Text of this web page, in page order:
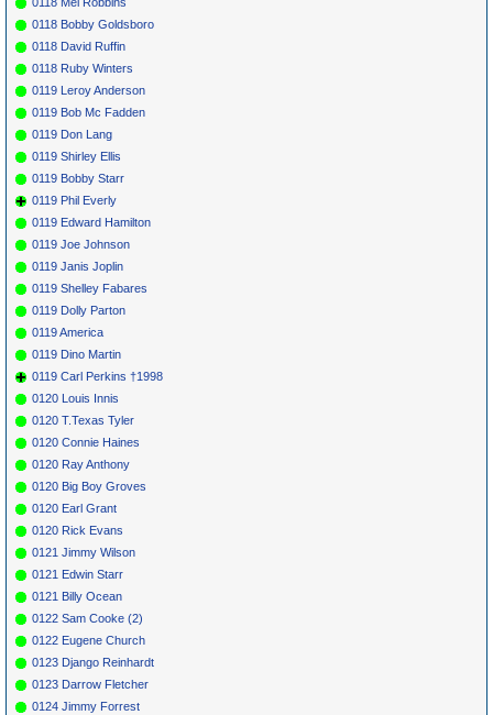
0118 Bobby Goldsboro
0118 David Ruffin
0118 Ruby Winters
0119 Leroy Anderson
0119 Bob Mc Fadden
0119 Don Lang
0119 Shirley Ellis
0119 Bobby Starr
0119 Phil Everly
0119 Edward Hamilton
0119 Joe Johnson
0119 Janis Joplin
0119 Shelley Fabares
0119 Dolly Parton
0119 America
0119 Dino Martin
0119 Carl Perkins †1998
0120 Louis Innis
0120 T.Texas Tyler
0120 Connie Haines
0120 Ray Anthony
0120 Big Boy Groves
0120 Earl Grant
0120 Rick Evans
0121 Jimmy Wilson
0121 Edwin Starr
0121 Billy Ocean
0122 Sam Cooke (2)
0122 Eugene Church
0123 Django Reinhardt
0123 Darrow Fletcher
0124 Jimmy Forrest